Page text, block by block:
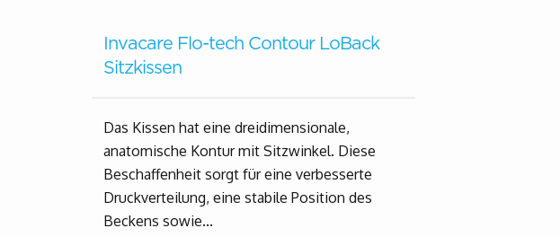
Invacare Flo-tech Contour LoBack
Sitzkissen
Das Kissen hat eine dreidimensionale,
anatomische Kontur mit Sitzwinkel. Diese
Beschaffenheit sorgt für eine verbesserte
Druckverteilung, eine stabile Position des
Beckens sowie...